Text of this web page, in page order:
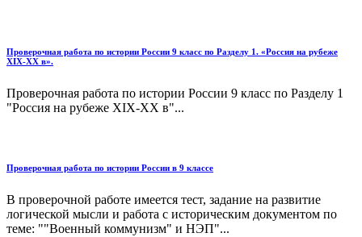
Проверочная работа по истории России 9 класс по Разделу 1. «Россия на рубеже
XIX-XX в».
Проверочная работа по истории России 9 класс по Разделу 1
"Россия на рубеже XIX-XX в"...
Проверочная работа по истории России в 9 классе
В проверочной работе имеется тест, задание на развитие
логической мысли и работа с историческим документом по
теме: ""Военный коммунизм" и НЭП"...